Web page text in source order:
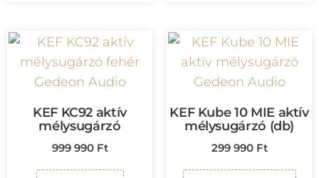
KEF KC92 aktív
mélysugárzó
999 990 Ft
KEF Kube 10 MIE aktív
mélysugárzó (db)
299 990 Ft